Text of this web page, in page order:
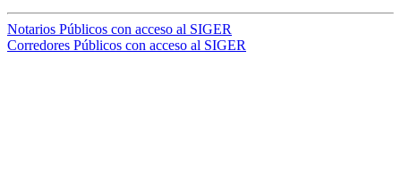
Notarios Públicos con acceso al SIGER
Corredores Públicos con acceso al SIGER